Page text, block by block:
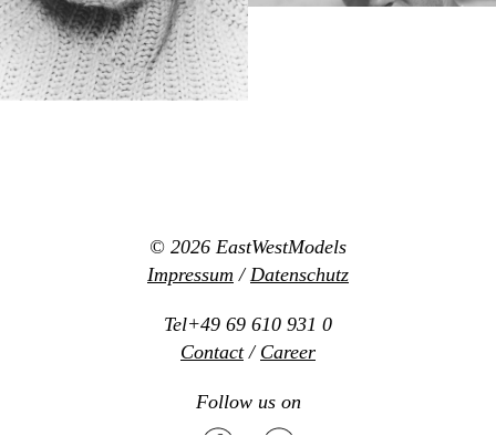
© 2026 EastWestModels
Impressum /Datenschutz
Tel+49 69 610 931 0
Contact/ Career
Follow us on